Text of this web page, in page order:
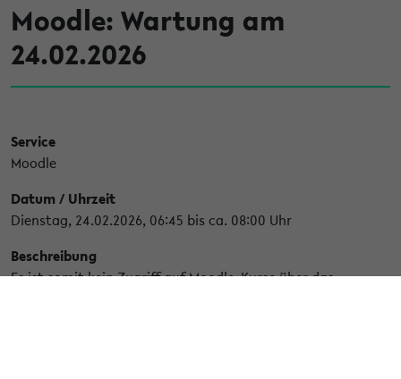
Moodle: Wartung am
24.02.2026
Service
Moodle
Datum / Uhrzeit
Dienstag, 24.02.2026, 06:45 bis ca. 08:00 Uhr
Beschreibung
Es ist somit kein Zugriff auf Moodle-Kurse über das